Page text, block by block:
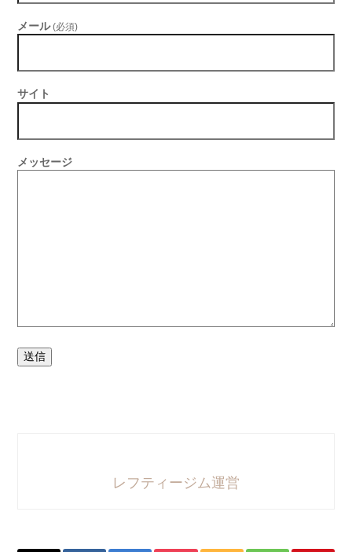
メール (必須)
サイト
メッセージ
送信
レフティージム運営